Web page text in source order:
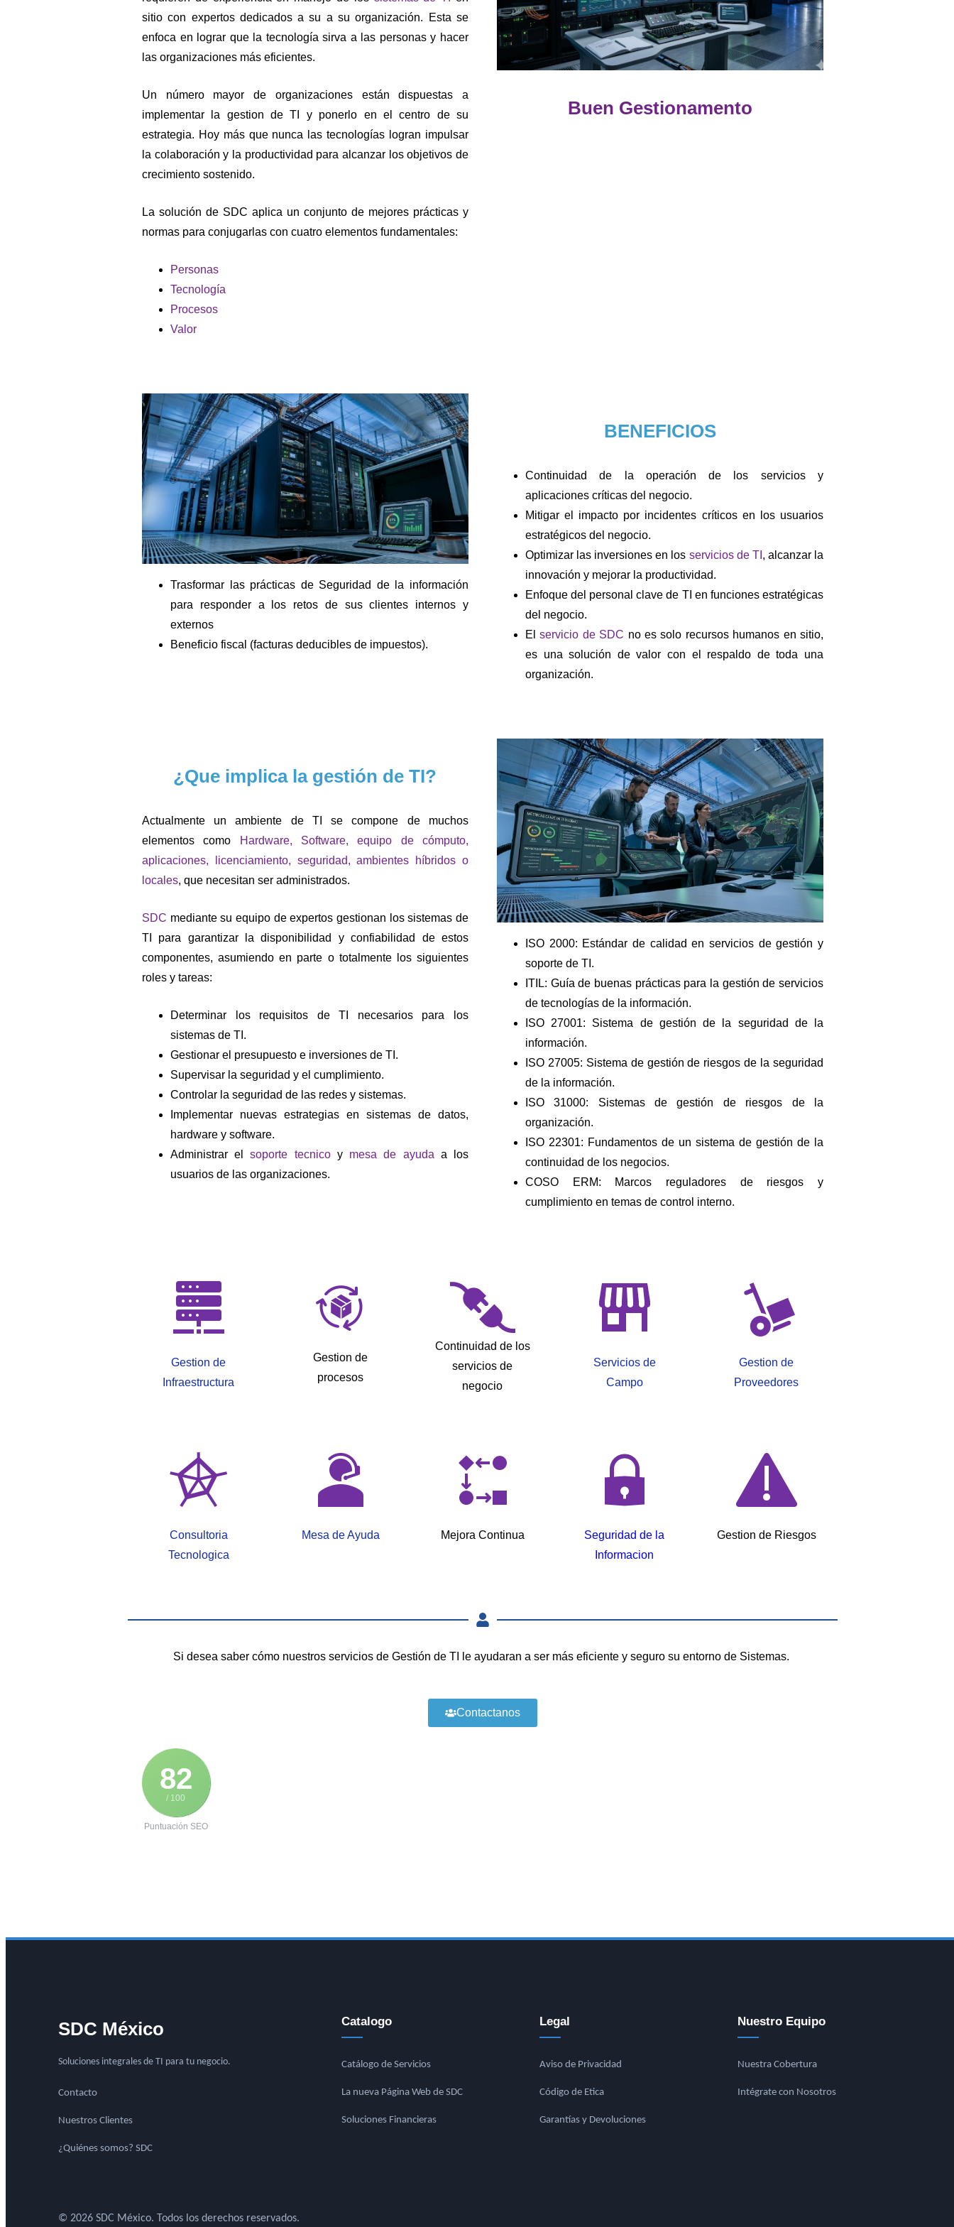
Renovación Tecnologica
sitio con expertos dedicados a su a su organización. Esta se
enfoca en lograr que la tecnología sirva a las personas y hacer
las organizaciones más eficientes.
Un número mayor de organizaciones están dispuestas a
implementar la gestion de TI y ponerlo en el centro de su
estrategia. Hoy más que nunca las tecnologías logran impulsar
la colaboración y la productividad para alcanzar los objetivos de
crecimiento sostenido.
La solución de SDC aplica un conjunto de mejores prácticas y
normas para conjugarlas con cuatro elementos fundamentales:
Personas
Tecnología
Procesos
Valor
Buen Gestionamento
Trasformar las prácticas de Seguridad de la información
para responder a los retos de sus clientes internos y
externos
Beneficio fiscal (facturas deducibles de impuestos).
BENEFICIOS
Continuidad de la operación de los servicios y
aplicaciones críticas del negocio.
Mitigar el impacto por incidentes críticos en los usuarios
estratégicos del negocio.
Optimizar las inversiones en los servicios de TI , alcanzar la
innovación y mejorar la productividad.
Enfoque del personal clave de TI en funciones estratégicas
del negocio.
Elservicio de SDC no es solo recursos humanos en sitio,
es una solución de valor con el respaldo de toda una
organización.
¿Que implica la gestión de TI?
Actualmente un ambiente de TI se compone de muchos
elementos como
Hardware, Software, equipo de cómputo,
aplicaciones, licenciamiento, seguridad, ambientes híbridos o
locales, que necesitan ser administrados.
SDC mediante su equipo de expertos gestionan los sistemas de
TI para garantizar la disponibilidad y confiabilidad de estos
componentes, asumiendo en parte o totalmente los siguientes
roles y tareas:
Determinar los requisitos de TI necesarios para los
sistemas de TI.
Gestionar el presupuesto e inversiones de TI.
Supervisar la seguridad y el cumplimiento.
Controlar la seguridad de las redes y sistemas.
Implementar nuevas estrategias en sistemas de datos,
hardware y software.
Administrar elsoporte tecnicoy mesa de ayuda a los
usuarios de las organizaciones.
ISO 2000: Estándar de calidad en servicios de gestión y
soporte de TI.
ITIL: Guía de buenas prácticas para la gestión de servicios
de tecnologías de la información.
ISO 27001: Sistema de gestión de la seguridad de la
información.
ISO 27005: Sistema de gestión de riesgos de la seguridad
de la información.
ISO 31000: Sistemas de gestión de riesgos de la
organización.
ISO 22301: Fundamentos de un sistema de gestión de la
continuidad de los negocios.
COSO ERM: Marcos reguladores de riesgos y
cumplimiento en temas de control interno.
Gestion de
Infraestructura
Gestion de
procesos
Continuidad de los
servicios de
negocio
Servicios de
Campo
Gestion de
Proveedores
Consultoria
Tecnologica
Mesa de Ayuda Mejora Continua
Seguridad de la
Informacion
Gestion de Riesgos
Si desea saber cómo nuestros servicios de Gestión de TI le ayudaran a ser más eficiente y seguro su entorno de Sistemas.
Contactanos
82
/ 100
Puntuación SEO
SDC México
Soluciones integrales de TI para tu negocio.
Contacto
Nuestros Clientes
¿Quiénes somos? SDC
Catalogo
Catálogo de Servicios
La nueva Página Web de SDC
Soluciones Financieras
Legal
Aviso de Privacidad
Código de Etica
Garantías y Devoluciones
Nuestro Equipo
Nuestra Cobertura
Intégrate con Nosotros
© 2026 SDC México. Todos los derechos reservados.